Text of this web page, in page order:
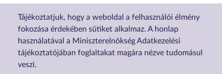
Tájékoztatjuk, hogy a weboldal a felhasználói élmény
fokozása érdekében sütiket alkalmaz. A honlap
használatával a Miniszterelnökség Adatkezelési
tájékoztatójában foglaltakat magára nézve tudomásul
veszi.
Nyilatkozat